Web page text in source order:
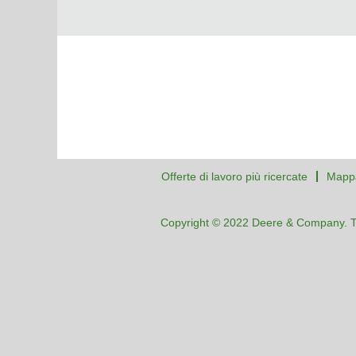
Offerte di lavoro più ricercate
Copyright © 2022 Deere & Company.